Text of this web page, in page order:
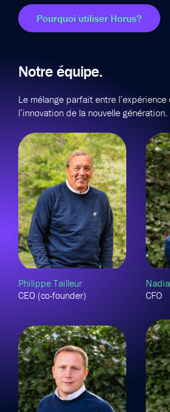
Pourquoi utiliser Horus?
Notre équipe.
Le mélange parfait entre
l’innovation de la nouvelle génération.
Philippe Tailleur
CEO (co-founder)
CFO